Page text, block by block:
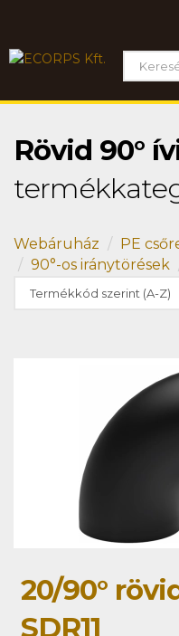
Rövid 90°
Webáruház PE
90°-os iránytörések
20/90°
SDR11